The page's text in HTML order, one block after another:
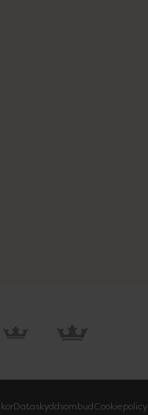
DataskyddsombudCookiepolicy